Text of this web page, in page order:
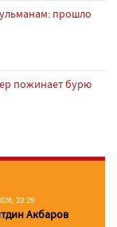
прошло
пожинает бурю
23:29
Акбаров